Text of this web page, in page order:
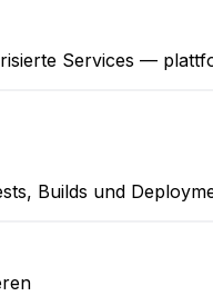
Services —
Builds und